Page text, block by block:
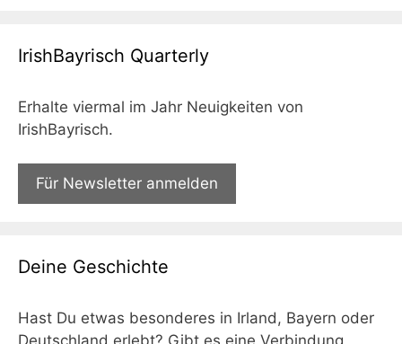
IrishBayrisch Quarterly
Erhalte viermal im Jahr Neuigkeiten von
IrishBayrisch.
Für Newsletter anmelden
Deine Geschichte
Hast Du etwas besonderes in Irland, Bayern oder
Deutschland erlebt? Gibt es eine Verbindung